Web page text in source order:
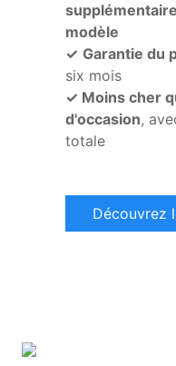
modèle
✓ Garantie du
six mois
✓ Moins cher
d'occasion,
totale
Découvrez